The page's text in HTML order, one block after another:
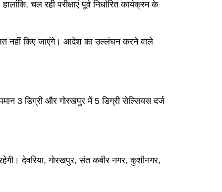
चल रही परीक्षाएं पूर्व निर्धारित कार्यक्रम के
नहीं किए जाएंगे। आदेश का उल्लंघन करने वाले
3 डिग्री और गोरखपुर में 5 डिग्री सेल्सियस दर्ज
देवरिया, गोरखपुर, संत कबीर नगर, कुशीनगर,